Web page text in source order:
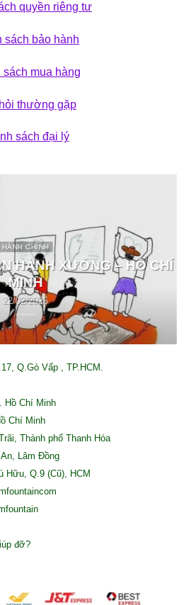
quyền riêng tư
sách bảo hành
sách mua hàng
thường gặp
sách đại lý
HÀNH CHÍNH
HÀNH XƯỞNG – HỒ CHÍ
MINH
22/02/2026
Q.Gò Vấp , TP.HCM.
Hồ Chí Minh
Chí Minh
Thành phố Thanh Hóa
Lâm Đồng
Q.9 (Cũ), HCM
đỡ?